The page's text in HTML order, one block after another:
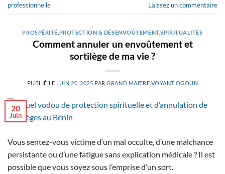
professionnelle
Laissez un commentaire
PROSPÉRITÉ PROTECTION & DÉSENVOÛTEMENT,SPIRITUALITÉS
Comment annuler un envoûtement et
sortilège de ma vie ?
PUBLIÉ LE JUIN 20, 2025 PARGRAND MAITRE VOYANT OGOUN
20
Juin
Vous sentez-vous victime d’un mal occulte, d’une malchance
persistante ou d’une fatigue sans explication médicale ? Il est
possible que vous soyez sous l’emprise d’un sort.